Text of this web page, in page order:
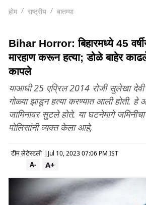
होम राष्ट्रीय बातम्या
Bihar Horror: बिहारमध्ये 45
मारहाण करून हत्या; डोळे बाहेर
कापले
याआधी 25 एप्रिल 2014 रोजी सुलेखा देवी
गोळ्या झाडून हत्या करण्यात आली होती. हे
जामिनावर सुटले होते. या घटनेमागे
पोलिसांनी व्यक्त केला आहे,
टीम लेटेस्टली | Jul 10, 2023 07:06 PM IST
A+
A-